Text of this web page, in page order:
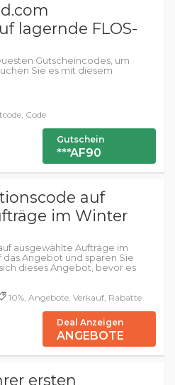
lagernde FLOS-
Gutscheincodes, um
Sie es mit diesem
Code
Gutschein
***AF90
auf
im Winter
ausgewählte Aufträge im
das Angebot und sparen Sie
dieses Angebot, bevor es
10%, Angebote, Verkauf, Rabatte
Deal Anzeigen
ANGEBOTE
ersten